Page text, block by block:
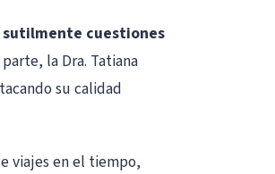
sutilmente cuestiones
la Dra. Tatiana
su calidad
viajes en el tiempo,